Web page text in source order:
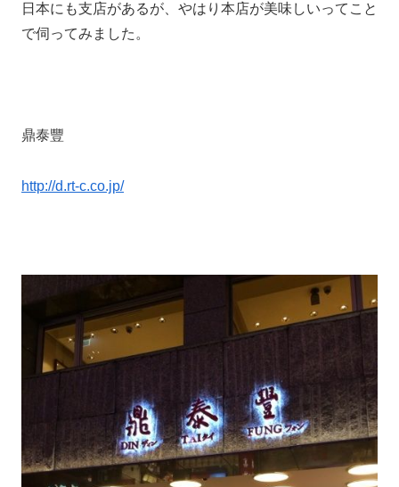
日本にも支店があるが、やはり本店が美味しいってこと
で伺ってみました。
鼎泰豐
http://d.rt-c.co.jp/